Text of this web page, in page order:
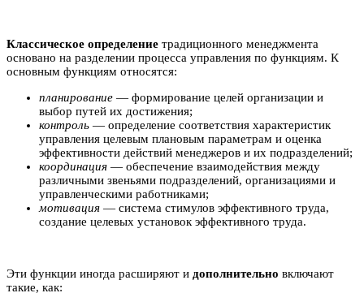
Классическое определение традиционного менеджмента
основано на разделении процесса управления по функциям. К
основным функциям относятся:
планирование — формирование целей организации и
выбор путей их достижения;
контроль — определение соответствия характеристик
управления целевым плановым параметрам и оценка
эффективности действий менеджеров и их подразделений;
координация — обеспечение взаимодействия между
различными звеньями подразделений, организациями и
управленческими работниками;
мотивация — система стимулов эффективного труда,
создание целевых установок эффективного труда.
Эти функции иногда расширяют и дополнительно включают
такие, как: